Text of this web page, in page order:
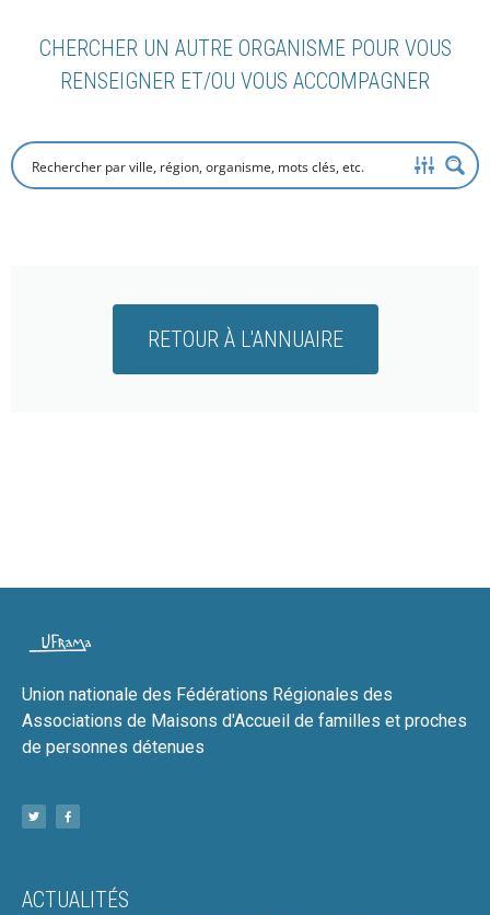
CHERCHER UN AUTRE ORGANISME POUR VOUS
RENSEIGNER ET/OU VOUS ACCOMPAGNER
RETOUR À L'ANNUAIRE
Union nationale des Fédérations Régionales des
Associations de Maisons d'Accueil de familles et proches
de personnes détenues
ACTUALITÉS